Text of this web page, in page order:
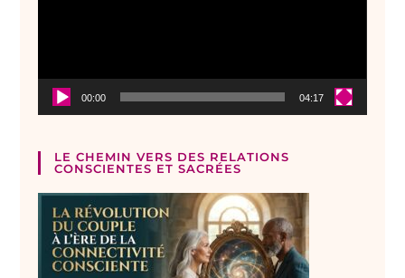
00:00 04:17
LE CHEMIN VERS DES RELATIONS
CONSCIENTES ET SACRÉES